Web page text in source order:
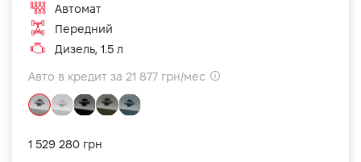
Автомат
Передний
Дизель, 1.5 л
Авто в кредит за 21 877 грн/мес
1 529 280 грн